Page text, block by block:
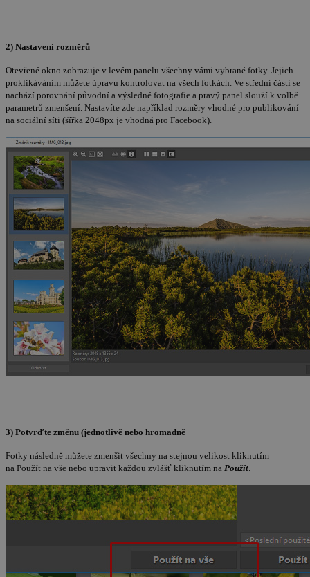
2) Nastavení rozměrů
Otevřené okno zobrazuje v levém panelu všechny vámi vybrané fotky. Jejich
proklikáváním můžete úpravu kontrolovat na všech fotkách. Ve střední části se
nachází porovnání původní a výsledné fotografie a pravý panel slouží k volbě
parametrů zmenšení. Nastavíte zde například rozměry vhodné pro publikování
na sociální síti (šířka 2048px je vhodná pro Facebook).
3) Potvrďte změnu (jednotlivě nebo hromadně
Fotky následně můžete zmenšit všechny na stejnou velikost kliknutím
na Použít na vše nebo upravit každou zvlášť kliknutím na Použít